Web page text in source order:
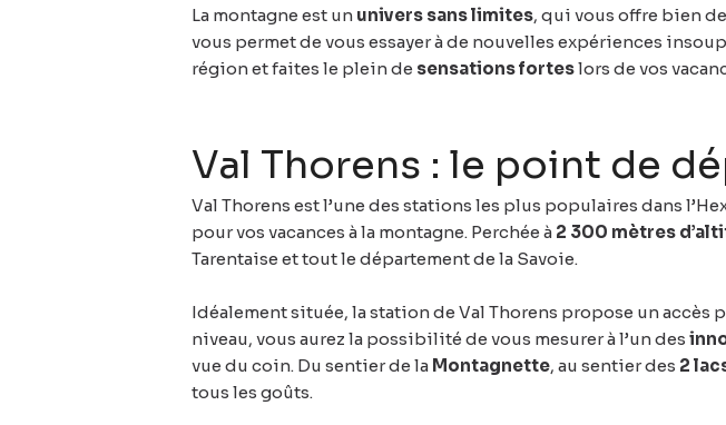
La montagne est un univers sans limites, qui vous offre bien
vous permet de vous essayer à de nouvelles expériences
région et faites le plein de sensations forteslors de vos
Val Thorens : le point de
Val Thorens est l’une des stations les plus populaires dans
pour vos vacances à la montagne. Perchée à 2 300 mètres
Tarentaise et tout le département de la Savoie.
Idéalement située, la station de Val Thorens propose un
niveau, vous aurez la possibilité de vous mesurer à l’un des
vue du coin. Du sentier de la Montagnette, au sentier des 2
tous les goûts.